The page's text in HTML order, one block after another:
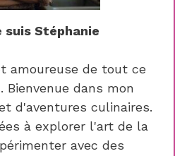
suis Stéphanie
amoureuse de tout ce
Bienvenue dans mon
d'aventures culinaires.
à explorer l'art de la
avec des